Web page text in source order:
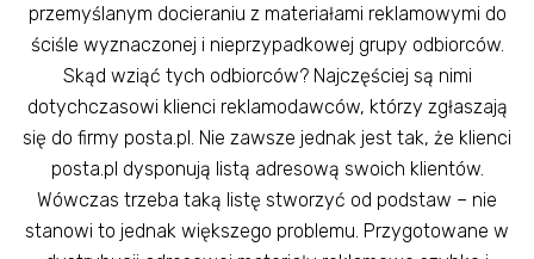
przemyślanym docieraniu z materiałami reklamowymi do
ściśle wyznaczonej i nieprzypadkowej grupy odbiorców.
Skąd wziąć tych odbiorców? Najczęściej są nimi
dotychczasowi klienci reklamodawców, którzy zgłaszają
się do firmy posta.pl. Nie zawsze jednak jest tak, że klienci
posta.pl dysponują listą adresową swoich klientów.
Wówczas trzeba taką listę stworzyć od podstaw – nie
stanowi to jednak większego problemu. Przygotowane w